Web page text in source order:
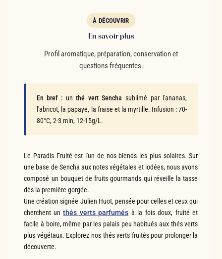
À DÉCOUVRIR
En savoir plus
Profil aromatique, préparation, conservation et
questions fréquentes.
En bref : unthé vert Sencha sublimé par l'ananas,
l'abricot, la papaye, la fraise et la myrtille. Infusion : 70-
80°C, 2-3 min, 12-15g/L.
Le Paradis Fruité est l'un de nos blends les plus solaires. Sur
une base de Sencha aux notes végétales et iodées, nous avons
composé un bouquet de fruits gourmands qui réveille la tasse
dès la première gorgée.
Une création signée Julien Huot, pensée pour celles et ceux qui
cherchent unthés verts parfumés à la fois doux, fruité et
facile à boire, même par les palais peu habitués aux thés verts
plus végétaux. Explorez nos thés verts fruités pour prolonger la
découverte.